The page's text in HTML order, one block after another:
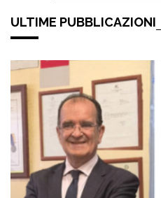
ULTIME PUBBLICAZIONI